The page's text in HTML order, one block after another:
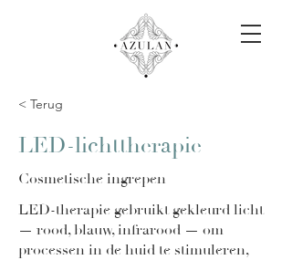
< Terug
LED-lichttherapie
Cosmetische ingrepen
LED-therapie gebruikt gekleurd licht
— rood, blauw, infrarood — om
processen in de huid te stimuleren,